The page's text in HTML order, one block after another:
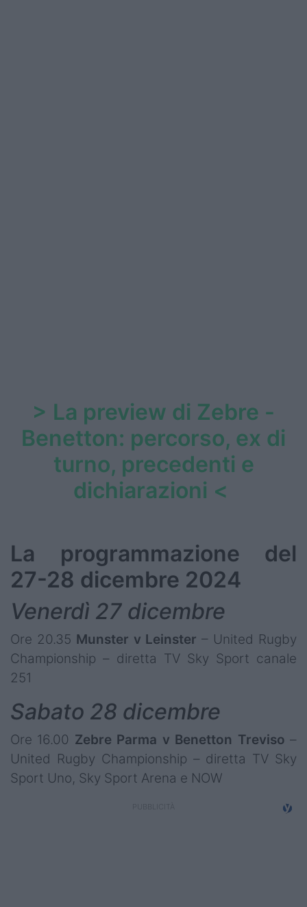
> La preview di Zebre -
Benetton: percorso, ex di
turno, precedenti e
dichiarazioni <
La programmazione del
27-28 dicembre 2024
Venerdì 27 dicembre
Ore 20.35 Munster v Leinster– United Rugby
Championship – diretta TV Sky Sport canale
251
Sabato 28 dicembre
Ore 16.00 Zebre Parma v Benetton Treviso–
United Rugby Championship – diretta TV Sky
Sport Uno, Sky Sport Arena e NOW